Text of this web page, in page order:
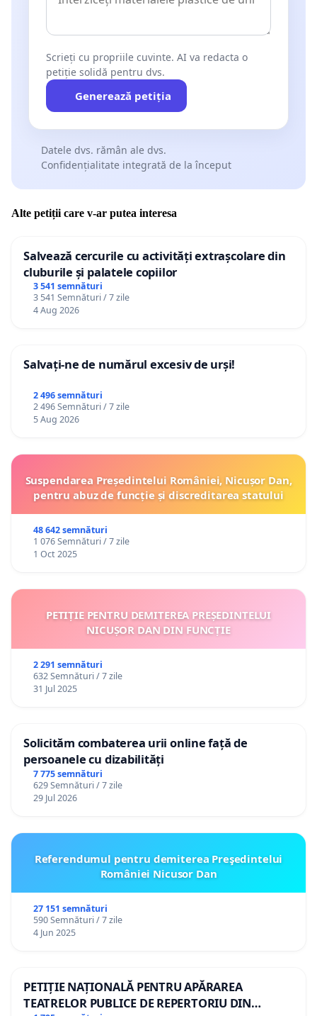
Scrieți cu propriile cuvinte. AI va redacta o
petiție solidă pentru dvs.
Generează petiția
Datele dvs. rămân ale dvs.
Confidențialitate integrată de la început
Alte petiții care v-ar putea interesa
Salvează cercurile cu activități extrașcolare din
cluburile și palatele copiilor
3 541 semnături
3 541 Semnături / 7 zile
4 Aug 2026
Salvați-ne de numărul excesiv de urși!
2 496 semnături
2 496 Semnături / 7 zile
5 Aug 2026
Suspendarea Președintelui României, Nicușor Dan,
pentru abuz de funcție și discreditarea statului
48 642 semnături
1 076 Semnături / 7 zile
1 Oct 2025
PETIȚIE PENTRU DEMITEREA PREȘEDINTELUI
NICUȘOR DAN DIN FUNCȚIE
2 291 semnături
632 Semnături / 7 zile
31 Jul 2025
Solicităm combaterea urii online față de
persoanele cu dizabilități
7 775 semnături
629 Semnături / 7 zile
29 Jul 2026
Referendumul pentru demiterea Preşedintelui
României Nicusor Dan
27 151 semnături
590 Semnături / 7 zile
4 Jun 2025
PETIȚIE NAȚIONALĂ PENTRU APĂRAREA
TEATRELOR PUBLICE DE REPERTORIU DIN